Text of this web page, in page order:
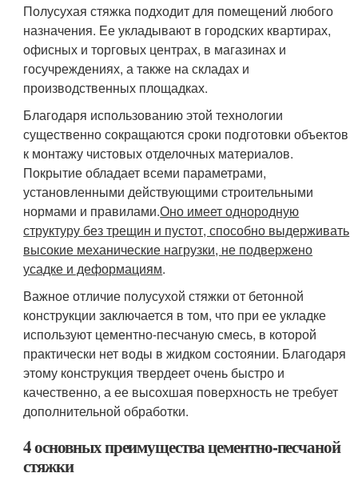
Полусухая стяжка подходит для помещений любого
назначения. Ее укладывают в городских квартирах,
офисных и торговых центрах, в магазинах и
госучреждениях, а также на складах и
производственных площадках.
Благодаря использованию этой технологии
существенно сокращаются сроки подготовки объектов
к монтажу чистовых отделочных материалов.
Покрытие обладает всеми параметрами,
установленными действующими строительными
нормами и правилами.Оно имеет однородную
структуру без трещин и пустот, способно выдерживать
высокие механические нагрузки, не подвержено
усадке и деформациям.
Важное отличие полусухой стяжки от бетонной
конструкции заключается в том, что при ее укладке
используют цементно-песчаную смесь, в которой
практически нет воды в жидком состоянии. Благодаря
этому конструкция твердеет очень быстро и
качественно, а ее высохшая поверхность не требует
дополнительной обработки.
4 основных преимущества цементно-песчаной
стяжки